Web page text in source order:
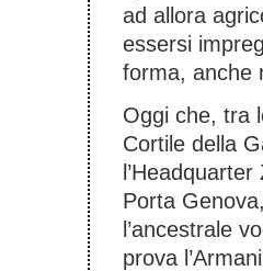
ad allora
essersi
forma, anche
Oggi che, tra
Cortile della
Porta
l’ancestrale
prova